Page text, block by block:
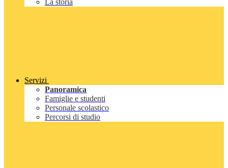
La storia
Servizi
Panoramica
Famiglie e studenti
Personale scolastico
Percorsi di studio